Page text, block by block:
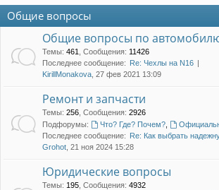
Общие вопросы
Общие вопросы по
Темы: 461 Сообщения: 11426
Последнее сообщение: Re: Чехлы на N16
KirillMonakova , 27 фев 2021 13:09
Ремонт и запчасти
Темы: 256 Сообщения: 2926
Подфорумы:
Что? Где? Почем?,
Последнее сообщение: Re: Как выбрать
Grohot , 21 ноя 2024 15:28
Юридические вопросы
Темы: 195 Сообщения: 4932